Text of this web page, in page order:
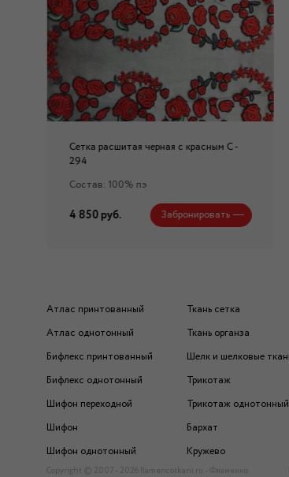
Сетка расшитая черная с красным C -
294
Состав: 100% пэ
4 850 руб. Забронировать
Атлас принтованный
Атлас однотонный
Бифлекс принтованный
Бифлекс однотонный
Шифон переходной
Шифон
Шифон однотонный
Ткань сетка
Ткань органза
Шелк и шелковые
Трикотаж
Трикотаж однотонный
Бархат
Кружево
Copyright © 2007 - 2026 flamencotkani.ru - Фламенко